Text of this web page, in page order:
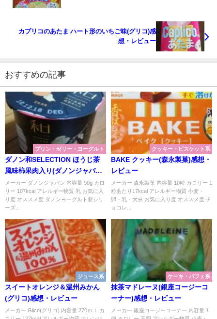
カプリコのあたま ハート形のいちご味(グリコ)感
想・レビュー
おすすめの記事
プリン・ゼリー・ヨーグルト
ダノン和SELECTION ほうじ茶
風味柿果肉入り(ダノンジャパン)
感想・レビュー
メーカー ダノンジャパン 内容量 90g カロ
リー 107kcal アレルギー物質 乳 お気に入
り度 オススメ度 ダノンヨーグルト新シリ
ーズ...
クッキー・ビスケット系
BAKE クッキー(森永製菓)感想・
レビュー
メーカー 森永製菓 内容量 10粒 カロリー 1
粒あたり17kcal アレルギー物質 小麦・
卵・乳・大豆 お気に入り度 オススメ度 チ
ョコレ...
ジュース系
スイートオレンジ＆温州みかん
(グリコ)感想・レビュー
メーカー Glico(グリコ) 内容量 270ｍｌ カ
ケーキ・パフェ系
抹茶マドレーヌ(銀座コージーコ
ーナー)感想・レビュー
メーカー 銀座コージーコーナー 内容量 1